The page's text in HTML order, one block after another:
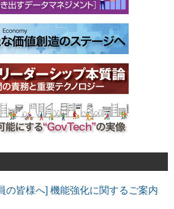
の皆様へ] 機能強化に関するご案内